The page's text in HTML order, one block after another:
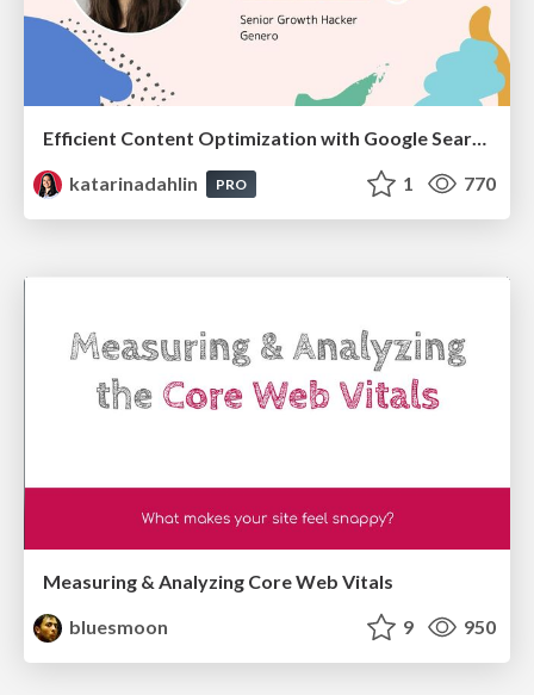
katarinadahlin
PRO 1 770
Measuring & Analyzing Core Web Vitals
bluesmoon
9 950